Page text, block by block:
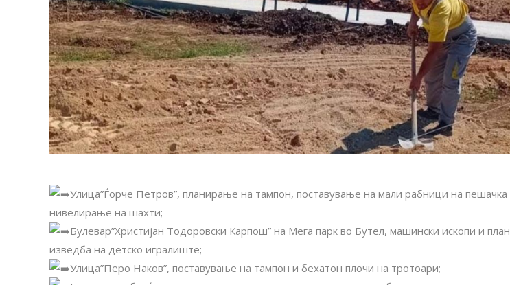
Улица”Ѓорче Петров”, планирање на тампон, поставување на мали рабници на пешачка
нивелирање на шахти;
Булевар”Христијан Тодоровски Карпош” на Мега парк во Бутел, машински ископи и
изведба на детско игралиште;
Улица”Перо Наков”, поставување на тампон и бехатон плочи на тротоари;